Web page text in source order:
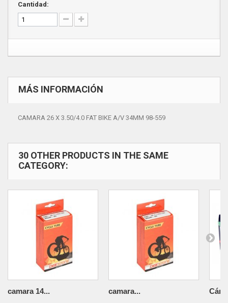
Cantidad:
MÁS INFORMACIÓN
CAMARA 26 X 3.50/4.0 FAT BIKE A/V 34MM 98-559
30 OTHER PRODUCTS IN THE SAME
CATEGORY:
camara 14... camara...